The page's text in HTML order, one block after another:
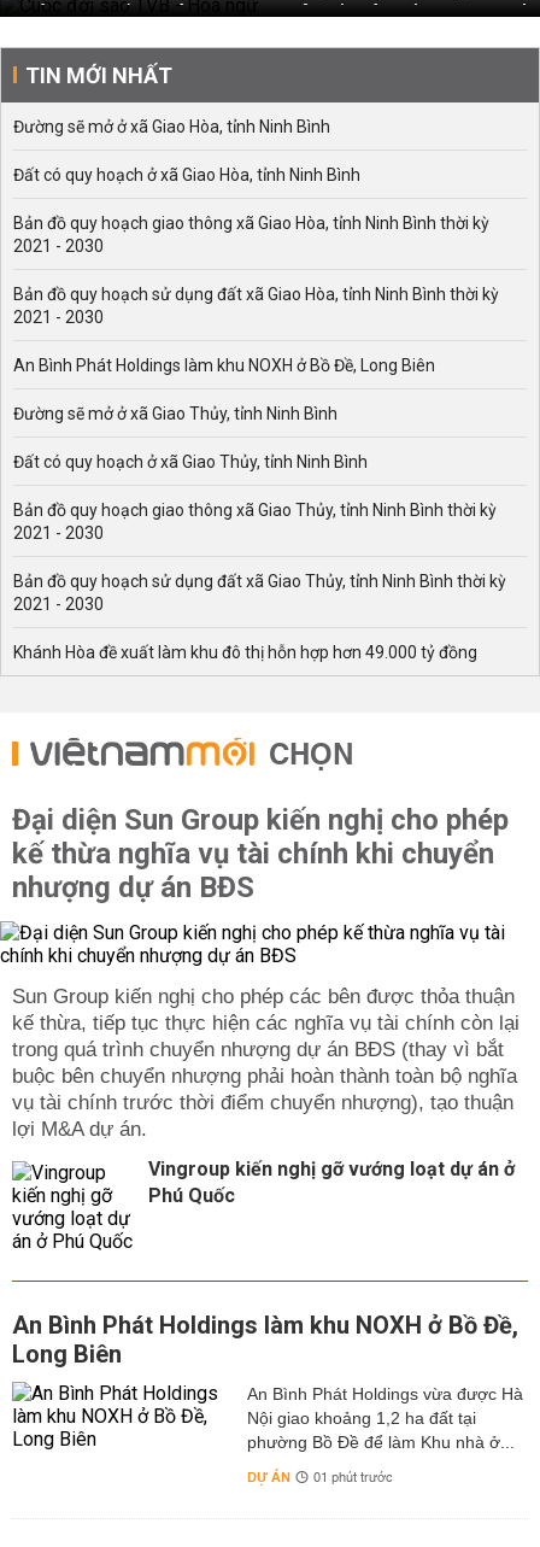
Nhật Hoa, Trần Tuệ San... lại phải đối diện với những khó
cố khiến người hâm mộ không khỏi ngỡ ngàng.
TIN MỚI NHẤT
Đường sẽ mở ở xã Giao Hòa, tỉnh Ninh Bình
Đất có quy hoạch ở xã Giao Hòa, tỉnh Ninh Bình
Bản đồ quy hoạch giao thông xã Giao Hòa, tỉnh Ninh Bình thời kỳ
2021 - 2030
Bản đồ quy hoạch sử dụng đất xã Giao Hòa, tỉnh Ninh Bình thời kỳ
2021 - 2030
An Bình Phát Holdings làm khu NOXH ở Bồ Đề, Long Biên
Đường sẽ mở ở xã Giao Thủy, tỉnh Ninh Bình
Đất có quy hoạch ở xã Giao Thủy, tỉnh Ninh Bình
Bản đồ quy hoạch giao thông xã Giao Thủy, tỉnh Ninh Bình thời kỳ
2021 - 2030
Bản đồ quy hoạch sử dụng đất xã Giao Thủy, tỉnh Ninh Bình thời kỳ
2021 - 2030
Khánh Hòa đề xuất làm khu đô thị hỗn hợp hơn 49.000 tỷ đồng
CHỌN
Đại diện Sun Group kiến nghị cho phép
kế thừa nghĩa vụ tài chính khi chuyển
nhượng dự án BĐS
Sun Group kiến nghị cho phép các bên được thỏa thuận
kế thừa, tiếp tục thực hiện các nghĩa vụ tài chính còn lại
trong quá trình chuyển nhượng dự án BĐS (thay vì bắt
buộc bên chuyển nhượng phải hoàn thành toàn bộ nghĩa
vụ tài chính trước thời điểm chuyển nhượng), tạo thuận
lợi M&A dự án.
Vingroup kiến nghị gỡ vướng loạt dự án ở
Phú Quốc
An Bình Phát Holdings làm khu NOXH ở Bồ Đề,
Long Biên
An Bình Phát Holdings vừa được Hà
Nội giao khoảng 1,2 ha đất tại
phường Bồ Đề để làm Khu nhà ở...
DỰ ÁN 01 phút trước